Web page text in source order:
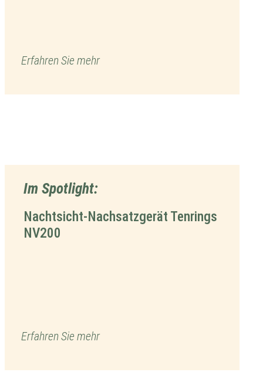
Erfahren Sie mehr
Im Spotlight:
Nachtsicht-Nachsatzgerät Tenrings
NV200
Erfahren Sie mehr